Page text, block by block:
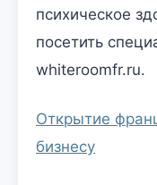
психическое
посетить
whiteroomfr.ru.
Открытие
бизнесу